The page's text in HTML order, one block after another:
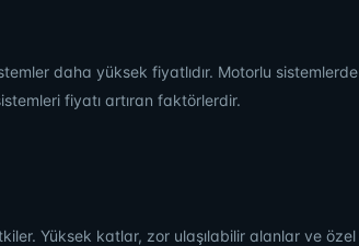
daha yüksek fiyatlıdır. Motorlu sistemlerde
fiyatı artıran faktörlerdir.
Yüksek katlar, zor ulaşılabilir alanlar ve özel